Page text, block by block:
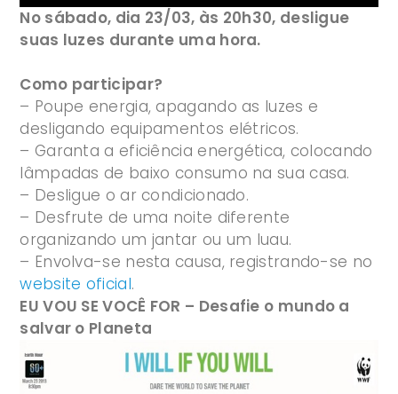
No sábado, dia 23/03, às 20h30, desligue
suas luzes durante uma hora.
Como participar?
– Poupe energia, apagando as luzes e
desligando equipamentos elétricos.
– Garanta a eficiência energética, colocando
lâmpadas de baixo consumo na sua casa.
– Desligue o ar condicionado.
– Desfrute de uma noite diferente
organizando um jantar ou um luau.
– Envolva-se nesta causa, registrando-se no
website oficial.
EU VOU SE VOCÊ FOR – Desafie o mundo a
salvar o Planeta